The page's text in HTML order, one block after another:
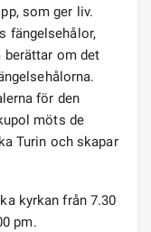
som ger liv.
fängelsehålor,
berättar om det
för den
möts de
Turin och skapar
kyrkan från 7.30
pm.